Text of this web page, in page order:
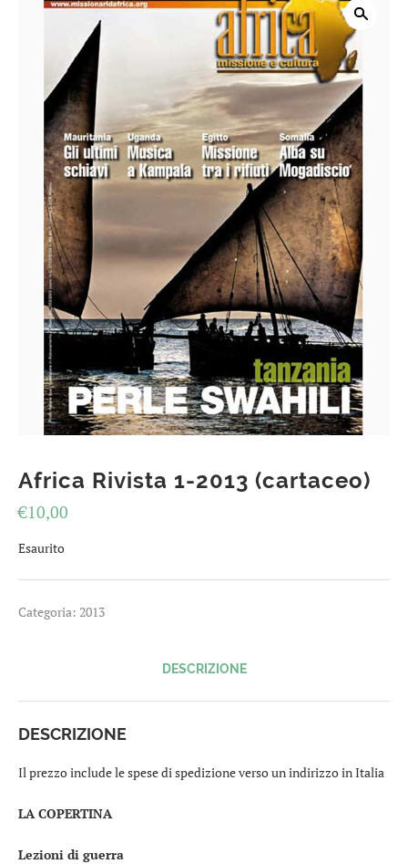
Africa Rivista 1-2013 (cartaceo)
€10,00
Esaurito
Categoria: 2013
DESCRIZIONE
DESCRIZIONE
Il prezzo include le spese di spedizione verso un indirizzo in Italia
LA COPERTINA
Lezioni di guerra